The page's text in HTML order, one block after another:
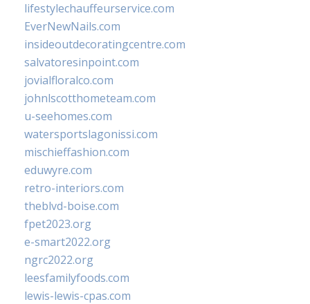
lifestylechauffeurservice.com
EverNewNails.com
insideoutdecoratingcentre.com
salvatoresinpoint.com
jovialfloralco.com
johnlscotthometeam.com
u-seehomes.com
watersportslagonissi.com
mischieffashion.com
eduwyre.com
retro-interiors.com
theblvd-boise.com
fpet2023.org
e-smart2022.org
ngrc2022.org
leesfamilyfoods.com
lewis-lewis-cpas.com